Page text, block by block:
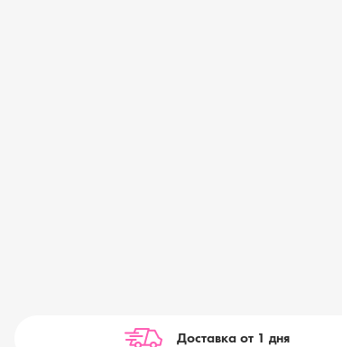
Доставка от 1 дня